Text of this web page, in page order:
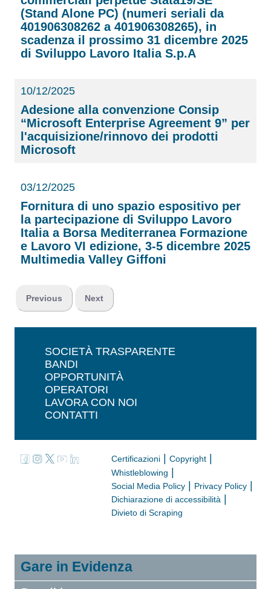
(Stand Alone PC) (numeri seriali da
401906308262 a 401906308265), in
scadenza il prossimo 31 dicembre 2025
di Sviluppo Lavoro Italia S.p.A
10/12/2025
Adesione alla convenzione Consip
“Microsoft Enterprise Agreement 9” per
l'acquisizione/rinnovo dei prodotti
Microsoft
03/12/2025
Fornitura di uno spazio espositivo per
la partecipazione di Sviluppo Lavoro
Italia a Borsa Mediterranea Formazione
e Lavoro VI edizione, 3-5 dicembre 2025
Multimedia Valley Giffoni
Previous Next
SOCIETÀ TRASPARENTE
BANDI
OPPORTUNITÀ
OPERATORI
LAVORA CON NOI
CONTATTI
Certificazioni Copyright
Whistleblowing |
Social Media Policy | Privacy Policy |
Dichiarazione di accessibilità
Divieto di Scraping
Gare in Evidenza